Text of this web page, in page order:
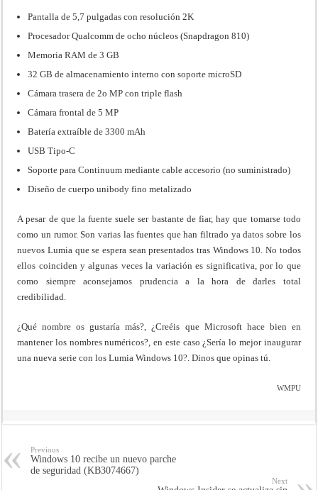
Pantalla de 5,7 pulgadas con resolución 2K
Procesador Qualcomm de ocho núcleos (Snapdragon 810)
Memoria RAM de 3 GB
32 GB de almacenamiento interno con soporte microSD
Cámara trasera de 2o MP con triple flash
Cámara frontal de 5 MP
Batería extraíble de 3300 mAh
USB Tipo-C
Soporte para Continuum mediante cable accesorio (no suministrado)
Diseño de cuerpo unibody fino metalizado
A pesar de que la fuente suele ser bastante de fiar, hay que tomarse todo
como un rumor. Son varias las fuentes que han filtrado ya datos sobre los
nuevos Lumia que se espera sean presentados tras Windows 10. No todos
ellos coinciden y algunas veces la variación es significativa, por lo que
como siempre aconsejamos prudencia a la hora de darles total
credibilidad.
¿Qué nombre os gustaría más?, ¿Creéis que Microsoft hace bien en
mantener los nombres numéricos?, en este caso ¿Sería lo mejor inaugurar
una nueva serie con los Lumia Windows 10?. Dinos que opinas tú.
WMPU
Previous
Windows 10 recibe un nuevo parche
de seguridad (KB3074667)
Next